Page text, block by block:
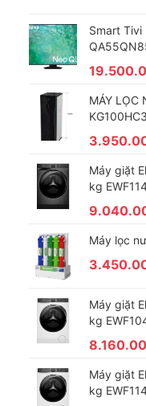
Ngăn COOLING ZONE
quản thịt cá 1 đến 2
giữ nguyên hương vị và
Ngăn rau quả chỉnh
Tủ lạnh Toshiba
độ ẩm phù hợp nhất
được nhiều dưỡng chất.
Smart Tivi
MÁY LỌC
KG100HC3
Máy giặt
kg
Máy lọc
Máy giặt
kg
Máy giặt
kg